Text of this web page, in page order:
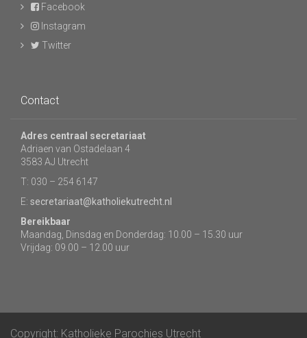
Facebook
Instagram
Twitter
Contact
Adres centraal secretariaat
Adriaen van Ostadelaan 4
3583 AJ Utrecht
T: 030 – 254 6147
E: secretariaat@katholiekutrecht.nl
Bereikbaar
Maandag, Dinsdag en Donderdag: 10.00 – 15.30 uur
Vrijdag: 09.00 – 12.00 uur
Copyright: Katholieke Parochies Utrecht